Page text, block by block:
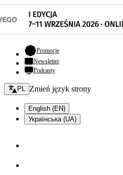
Promocje- otwiera się w nowej karcie
Newsletter
Podcasty
Zmień język - bieżący:
PL Zmień język strony
English (EN)
Українська (UA)